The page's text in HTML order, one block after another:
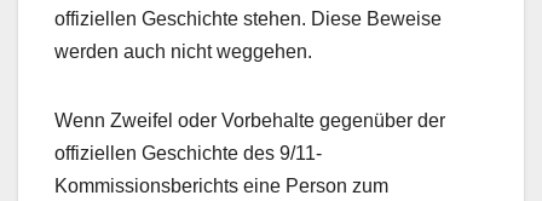
offiziellen Geschichte stehen. Diese Beweise
werden auch nicht weggehen.
Wenn Zweifel oder Vorbehalte gegenüber der
offiziellen Geschichte des 9/11-
Kommissionsberichts eine Person zum